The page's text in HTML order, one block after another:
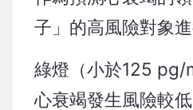
子」的高風險對象
綠燈（小於125 pg/
心衰竭發生風險較